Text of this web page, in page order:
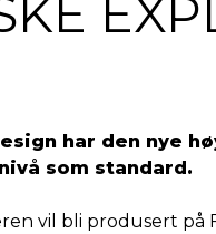
har den nye
som standard.
vil bli produsert på